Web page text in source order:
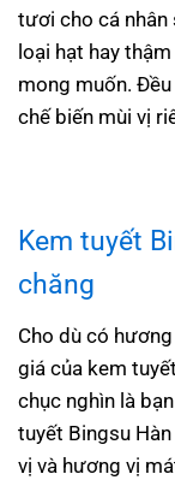
tươi cho cá nhân
loại hạt hay
mong muốn.
chế biến mùi vị
Kem tuyết
chăng
Cho dù có
giá của kem
chục nghìn là
tuyết Bingsu
vị và hương vị